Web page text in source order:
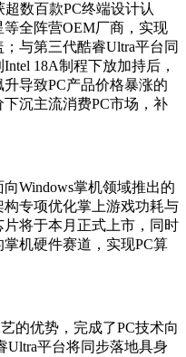
数百款PC终端设计认
全阵营OEM厂商，实现
与第三代酷睿Ultra平台同
18A制程下放加持后，
导致PC产品价格暴涨的
沉主流消费PC市场，补
Windows掌机领域推出的
专项优化掌上游戏功耗与
将于本月正式上市，同时
机硬件赛道，实现PC算
的优势，完成了PC技术向
Ultra平台将同步落地具身